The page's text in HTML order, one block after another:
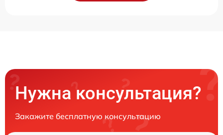
Нужна консультация?
Закажите бесплатную консультацию